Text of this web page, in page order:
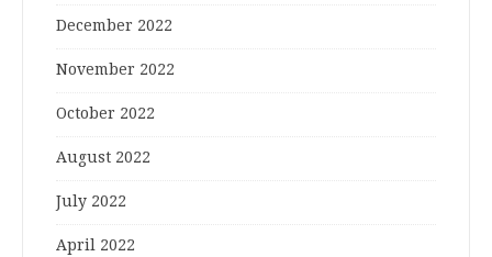
December 2022
November 2022
October 2022
August 2022
July 2022
April 2022